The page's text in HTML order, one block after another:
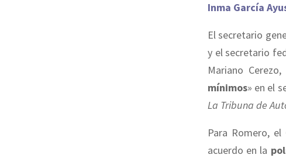
Inma García
El secretario
y el secretario
Mariano
mínimos» en el
La Tribuna de
Para Romero, el
acuerdo en la